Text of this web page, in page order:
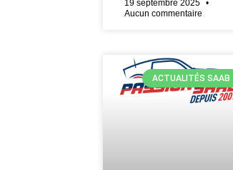
19 septembre 2025
Aucun commentaire
ACTUALITÉS SAAB